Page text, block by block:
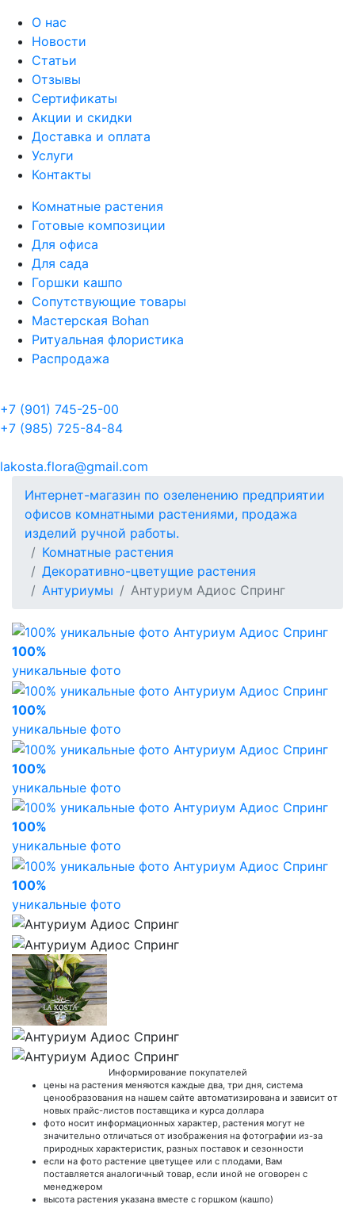
О нас
Новости
Статьи
Отзывы
Сертификаты
Акции и скидки
Доставка и оплата
Услуги
Контакты
Комнатные растения
Готовые композиции
Для офиса
Для сада
Горшки кашпо
Сопутствующие товары
Мастерская Bohan
Ритуальная флористика
Распродажа
+7 (901) 745-25-00
+7 (985) 725-84-84
lakosta.flora@gmail.com
Интернет-магазин по озеленению предприятии
офисов комнатными растениями, продажа
изделий ручной работы.
Комнатные растения
Декоративно-цветущие растения
Антуриумы
Антуриум Адиос Спринг
100%
уникальные фото
100%
уникальные фото
100%
уникальные фото
100%
уникальные фото
100%
уникальные фото
Информирование покупателей
цены на растения меняются каждые два, три дня, система
ценообразования на нашем сайте автоматизирована и зависит от
новых прайс-листов поставщика и курса доллара
фото носит информационных характер, растения могут не
значительно отличаться от изображения на фотографии из-за
природных характеристик, разных поставок и сезонности
если на фото растение цветущее или с плодами, Вам
поставляется аналогичный товар, если иной не оговорен с
менеджером
высота растения указана вместе с горшком (кашпо)